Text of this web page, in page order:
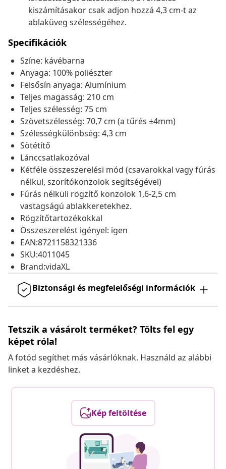
kiszámításakor csak adjon hozzá 4,3 cm-t az
ablaküveg szélességéhez.
Specifikációk
Színe: kávébarna
Anyaga: 100% poliészter
Felsősín anyaga: Alumínium
Teljes magasság: 210 cm
Teljes szélesség: 75 cm
Szövetszélesség: 70,7 cm (a tűrés ±4mm)
Szélességkülönbség: 4,3 cm
Sötétítő
Lánccsatlakozóval
Kétféle összeszerelési mód (csavarokkal vagy fúrás
nélkül, szorítókonzolok segítségével)
Fúrás nélküli rögzítő konzolok 1,6-2,5 cm
vastagságú ablakkeretekhez.
Rögzítőtartozékokkal
Összeszerelést igényel: igen
EAN:8721158321336
SKU:4011045
Brand:vidaXL
Biztonsági és megfelelőségi információk
Tetszik a vásárolt terméket? Tölts fel egy
képet róla!
A fotód segíthet más vásárlóknak. Használd az alábbi
linket a kezdéshez.
Kép feltöltése